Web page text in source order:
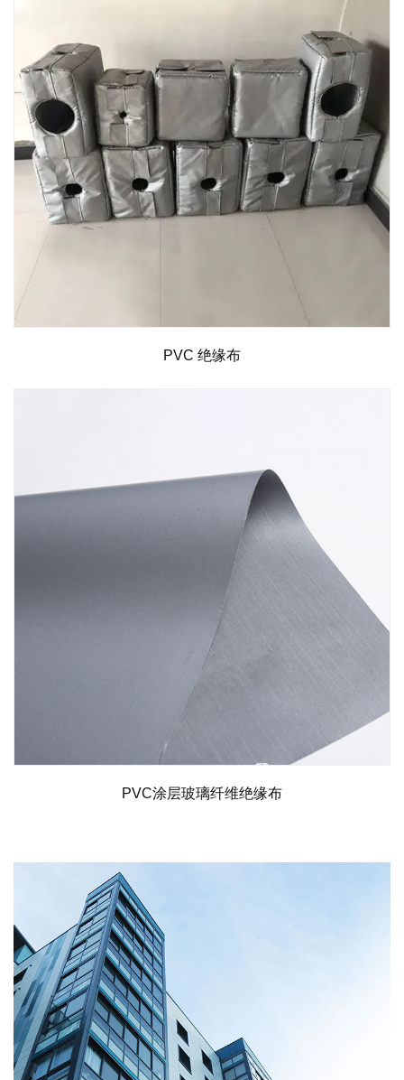
PVC 绝缘布
PVC涂层玻璃纤维绝缘布